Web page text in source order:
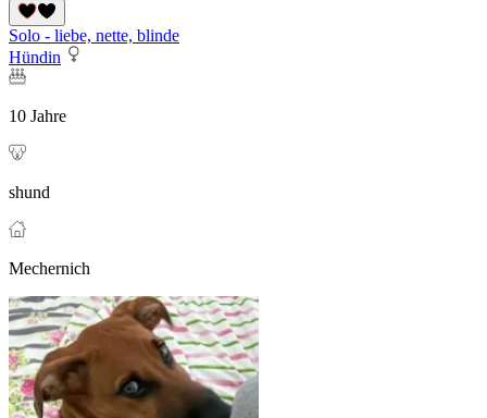
Solo - liebe, nette, blinde
Hündin
10 Jahre
shund
Mechernich